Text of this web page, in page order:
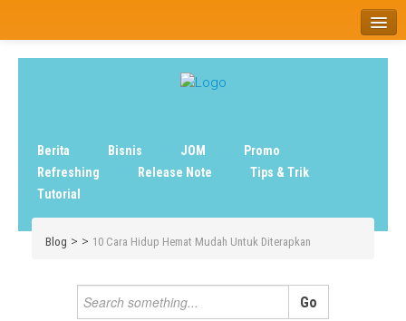
Berita Bisnis JOM
Promo
Refreshing
Release Note
Tips & Trik
Tutorial
Blog > > 10 Cara Hidup Hemat Mudah Untuk Diterapkan